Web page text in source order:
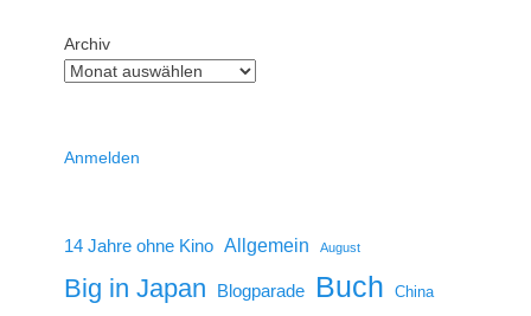
Archiv
Anmelden
14 Jahre ohne Kino Allgemein August
Big in Japan Blogparade Buch China